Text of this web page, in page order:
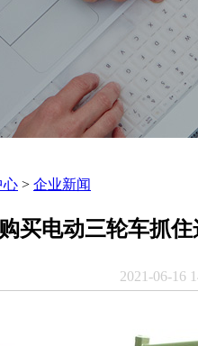
心 > 企业新闻
购买电动三轮车抓
2021-06-